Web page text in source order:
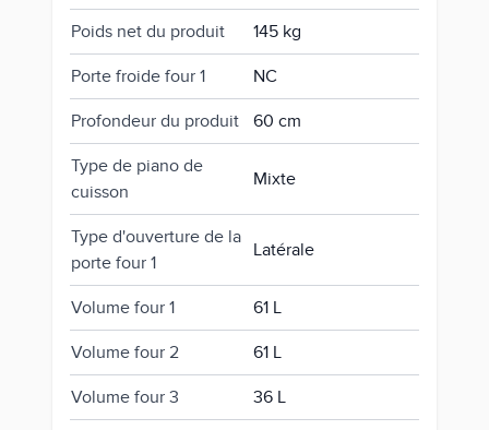
Poids net du produit 145 kg
Porte froide four 1 NC
Profondeur du produit 60 cm
Type de piano de
cuisson
Mixte
Type d'ouverture de la
porte four 1
Latérale
Volume four 1 61 L
Volume four 2 61 L
Volume four 3 36 L